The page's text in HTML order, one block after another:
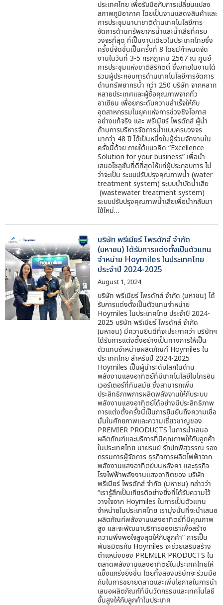
ประเทศไทย เพื่อรับมือกับการเปลี่ยนแปลง
สภาพภูมิอากาศ โดยเป็นงานแสดงสินค้าและ
การประชุมนานาชาติด้านเทคโนโลยีการ
จัดการด้านทรัพยากรน้ำและน้ำเสียที่ครบ
วงจรที่สุด ที่เป็นงานเดียวในประเทศไทยซึ่ง
ครั้งนี้จัดขึ้นเป็นครั้งที่ 8 โดยมีกำหนดจัด
งานในวันที่ 3-5 กรกฎาคม 2567 ณ ศูนย์
การประชุมแห่งชาติสิริกิตติ์ ซึ่งภายในงานได้
รวมผู้ประกอบการด้านเทคโนโลยีการจัดการ
ด้านทรัพยากรน้ำ กว่า 250 บริษัท จากหลาก
หลายประเทศและผู้ซื้อคุณภาพจากทั่ว
อาเซียน เพื่อยกระดับความสำเร็จให้กับ
อุตสาหกรรมในยุคแห่งการช่วงชิงโอกาส
อย่างแท้จริง และ พรีเมียร์ โพรดักส์ ผู้นำ
ด้านการบริหารจัดการน้ำแบบครบวงจร
มากว่า 48 ปี ได้เป็นหนึ่งในผู้ร่วมจัดงานใน
ครั้งนี้ด้วย ภายใต้แนวคิด “Excellence
Solution for your business” เพื่อนำ
เสนอโซลูชั่นที่ดีที่สุดให้แก่ผู้ประกอบการ ไม่
ว่าจะเป็น ระบบปรับปรุงคุณภาพน้ำ (water
treatment system) ระบบบำบัดน้ำเสีย
(wastewater treatment system)
ระบบปรับปรุงคุณภาพน้ำเสียเพื่อนำกลับมา
ใช้ใหม่…
บริษัท พรีเมียร์ โพรดักส์ จํากัด
(มหาชน) ได้รับการแต่งตั้งเป็นตัวแทน
จำหน่าย Hoymiles ในประเทศไทย
ประจำปี 2024-2025
August 1, 2024
บริษัท พรีเมียร์ โพรดักส์ จํากัด (มหาชน) ได้
รับการแต่งตั้งเป็นตัวแทนจำหน่าย
Hoymiles ในประเทศไทย ประจำปี 2024-
2025 บริษัท พรีเมียร์ โพรดักส์ จํากัด
(มหาชน) มีความยินดีที่จะประกาศว่า บริษัทฯ
ได้รับการแต่งตั้งอย่างเป็นทางการให้เป็น
ตัวแทนจำหน่ายผลิตภัณฑ์ Hoymiles ใน
ประเทศไทย สำหรับปี 2024-2025
Hoymiles เป็นผู้นำระดับโลกในด้าน
พลังงานแสงอาทิตย์ที่มีเทคโนโลยีไมโครอิน
เวอร์เตอร์ที่ทันสมัย ซึ่งสามารถเพิ่ม
ประสิทธิภาพการผลิตพลังงานให้กับระบบ
พลังงานแสงอาทิตย์ได้อย่างมีประสิทธิภาพ
การแต่งตั้งครั้งนี้เป็นการยืนยันถึงความเชื่อ
มั่นในศักยภาพและความเชี่ยวชาญของ
PREMIER PRODUCTS ในการนำเสนอ
ผลิตภัณฑ์และบริการที่มีคุณภาพให้กับลูกค้า
ในประเทศไทย นายรมย์ รักปถพีสุวรรณ รอง
กรรมการผู้จัดการ ธุรกิจการผลิตไฟฟ้าจาก
พลังงานแสงอาทิตย์บนหลังคา และธุรกิจ
โรงไฟฟ้าพลังงานแสงอาทิตของ บริษัท
พรีเมียร์ โพรดักส์ จํากัด (มหาชน) กล่าวว่า
“เรารู้สึกเป็นเกียรติอย่างยิ่งที่ได้รับความไว้
วางใจจาก Hoymiles ในการเป็นตัวแทน
จำหน่ายในประเทศไทย เรามุ่งมั่นที่จะนำเสนอ
ผลิตภัณฑ์พลังงานแสงอาทิตย์ที่มีคุณภาพ
สูง และจะพัฒนาบริการของเราเพื่อสร้าง
ความพึงพอใจสูงสุดให้กับลูกค้า” การเป็น
พันธมิตรกับ Hoymiles จะช่วยเสริมสร้าง
ตำแหน่งของ PREMIER PRODUCTS ใน
ตลาดพลังงานแสงอาทิตย์ในประเทศไทยให้
แข็งแกร่งยิ่งขึ้น โดยทั้งสองบริษัทจะร่วมมือ
กันในการขยายตลาดและเพิ่มโอกาสในการนำ
เสนอผลิตภัณฑ์ที่มีนวัตกรรมและเทคโนโลยี
ขั้นสูงให้กับลูกค้าในประเทศ